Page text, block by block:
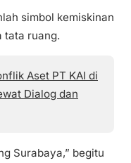
simbol kemiskinan
tata ruang.
Aset PT KAI di
Dialog dan
Surabaya,” begitu